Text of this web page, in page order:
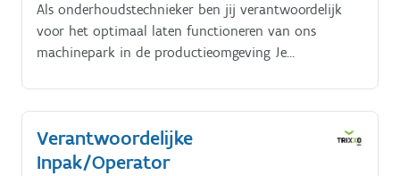
Als onderhoudstechnieker ben jij verantwoordelijk
voor het optimaal laten functioneren van ons
machinepark in de productieomgeving Je
bakkerijmachines en productielijnen Opsporen en
verhelpen van storingen om stilstand zoveel mogelijk
te voorkomen Bijdragen aan technische verbeteringen
Verantwoordelijke
Inpak/Operator